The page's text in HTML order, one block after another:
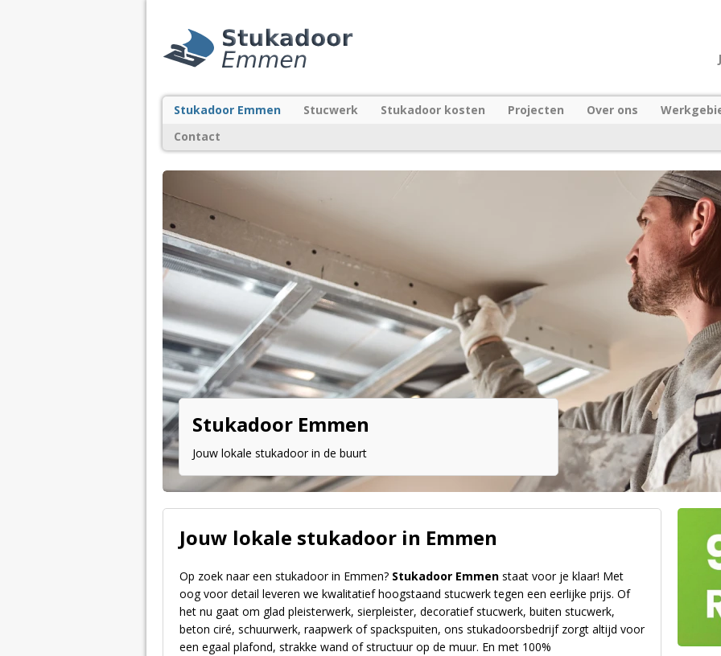
Stukadoor Emmen Stucwerk Stukadoor kosten Projecten Over ons
Contact
Stukadoor Emmen
Jouw lokale stukadoor in de buurt
Jouw lokale stukadoor in Emmen
Op zoek naar een stukadoor in Emmen? Stukadoor Emmen staat voor je klaar! Met
oog voor detail leveren we kwalitatief hoogstaand stucwerk tegen een eerlijke prijs. Of
het nu gaat om glad pleisterwerk, sierpleister, decoratief stucwerk, buiten stucwerk,
beton ciré, schuurwerk, raapwerk of spackspuiten, ons stukadoorsbedrijf zorgt altijd voor
een egaal plafond, strakke wand of structuur op de muur. En met 100%